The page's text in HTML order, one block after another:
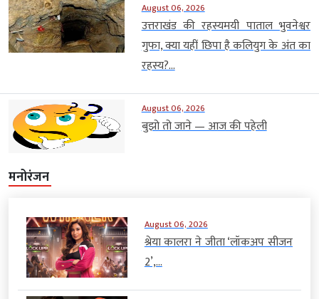
August 06, 2026
उत्तराखंड की रहस्यमयी पाताल भुवनेश्वर
गुफा, क्या यहीं छिपा है कलियुग के अंत का
रहस्य?...
August 06, 2026
बुझो तो जाने — आज की पहेली
मनोरंजन
August 06, 2026
श्रेया कालरा ने जीता ‘लॉकअप सीजन
2’,...